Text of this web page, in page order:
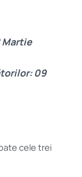
Martie
09
cele trei